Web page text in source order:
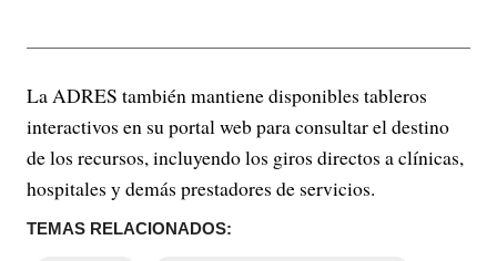
La ADRES también mantiene disponibles tableros
interactivos en su portal web para consultar el destino
de los recursos, incluyendo los giros directos a clínicas,
hospitales y demás prestadores de servicios.
TEMAS RELACIONADOS: